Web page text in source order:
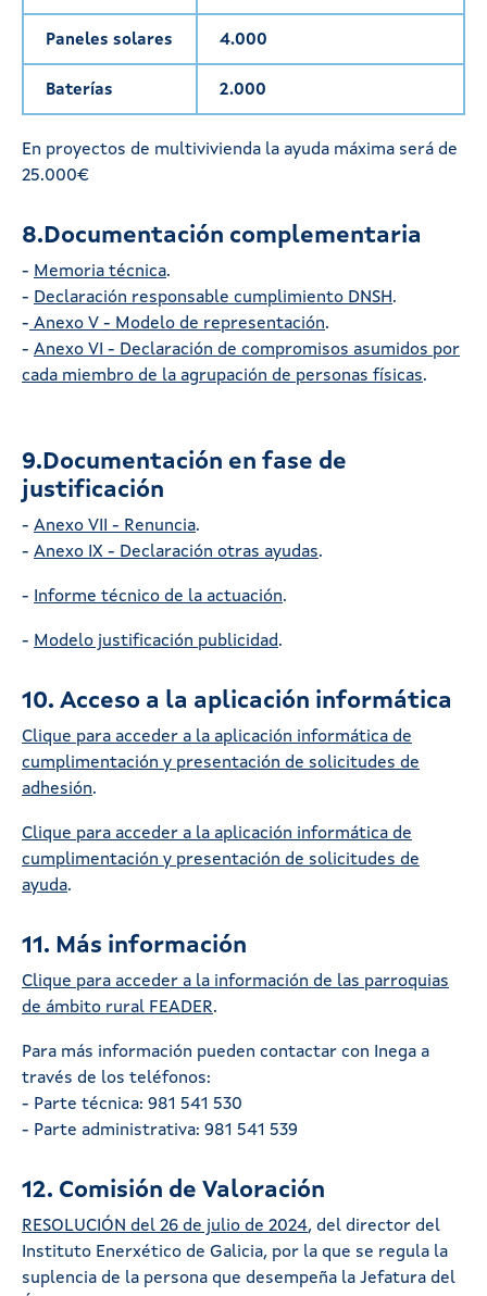
Paneles solares 4.000
Baterías 2.000
En proyectos de multivivienda la ayuda máxima será de
25.000€
8.Documentación complementaria
- Memoria técnica.
- Declaración responsable cumplimiento DNSH.
- Anexo V - Modelo de representación.
- Anexo VI - Declaración de compromisos asumidos por
cada miembro de la agrupación de personas físicas.
9.Documentación en fase de
justificación
- Anexo VII - Renuncia.
- Anexo IX - Declaración otras ayudas.
- Informe técnico de la actuación.
- Modelo justificación publicidad.
10. Acceso a la aplicación informática
Clique para acceder a la aplicación informática de
cumplimentación y presentación de solicitudes de
adhesión.
Clique para acceder a la aplicación informática de
cumplimentación y presentación de solicitudes de
ayuda.
11. Más información
Clique para acceder a la información de las parroquias
de ámbito rural FEADER.
Para más información pueden contactar con Inega a
través de los teléfonos:
- Parte técnica: 981 541 530
- Parte administrativa: 981 541 539
12. Comisión de Valoración
RESOLUCIÓN del 26 de julio de 2024, del director del
Instituto Enerxético de Galicia, por la que se regula la
suplencia de la persona que desempeña la Jefatura del